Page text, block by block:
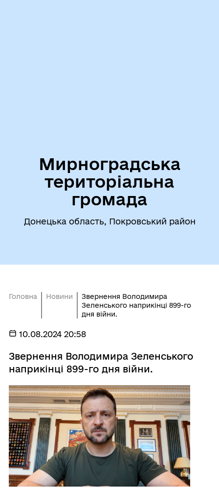
Мирноградська
територіальна
громада
Донецька область, Покровський район
Головна Новини
Звернення Володимира
Зеленського наприкінці 899-го
дня війни.
10.08.2024 20:58
Звернення Володимира Зеленського
наприкінці 899-го дня війни.